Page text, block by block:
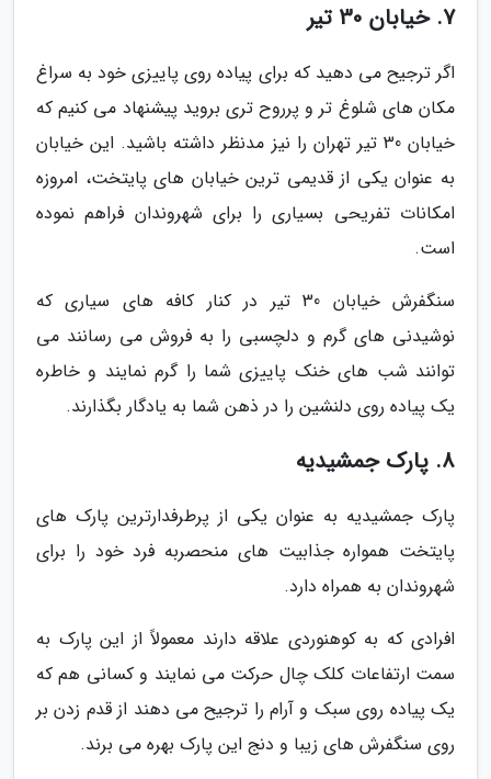
7. خیابان 30 تیر
اگر ترجیح می دهید که برای پیاده روی پاییزی خود به سراغ
مکان های شلوغ تر و پرروح تری بروید پیشنهاد می کنیم که
خیابان 30 تیر تهران را نیز مدنظر داشته باشید. این خیابان
به عنوان یکی از قدیمی ترین خیابان های پایتخت، امروزه
امکانات تفریحی بسیاری را برای شهروندان فراهم نموده
است.
سنگفرش خیابان 30 تیر در کنار کافه های سیاری که
نوشیدنی های گرم و دلچسبی را به فروش می رسانند می
توانند شب های خنک پاییزی شما را گرم نمایند و خاطره
یک پیاده روی دلنشین را در ذهن شما به یادگار بگذارند.
8. پارک جمشیدیه
پارک جمشیدیه به عنوان یکی از پرطرفدارترین پارک های
پایتخت همواره جذابیت های منحصربه فرد خود را برای
شهروندان به همراه دارد.
افرادی که به کوهنوردی علاقه دارند معمولاً از این پارک به
سمت ارتفاعات کلک چال حرکت می نمایند و کسانی هم که
یک پیاده روی سبک و آرام را ترجیح می دهند از قدم زدن بر
روی سنگفرش های زیبا و دنج این پارک بهره می برند.